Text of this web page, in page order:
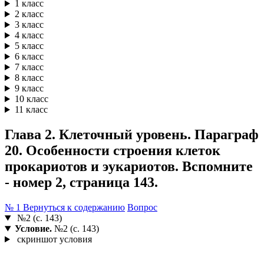
1 класс
2 класс
3 класс
4 класс
5 класс
6 класс
7 класс
8 класс
9 класс
10 класс
11 класс
Глава 2. Клеточный уровень. Параграф
20. Особенности строения клеток
прокариотов и эукариотов. Вспомните
- номер 2, страница 143.
№ 1 Вернуться к содержанию Вопрос
№2 (с. 143)
Условие.№2 (с. 143)
скриншот условия